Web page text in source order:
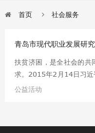
首页 社会服务
青岛市现代职业发展研
扶贫济困，是全社会的共
求。2015年2月14日习近
调“教育很重要、革命老
公益活动